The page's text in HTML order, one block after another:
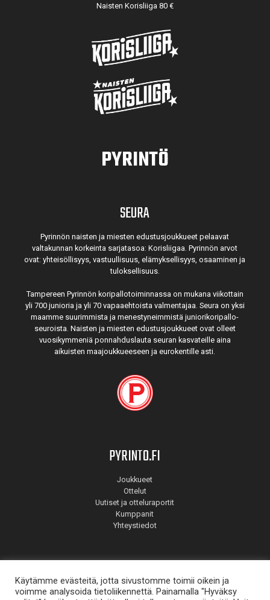
Naisten Korisliiga 80 €
PYRINTÖ
SEURA
Pyrinnön naisten ja miesten edustusjoukkueet pelaavat
valtakunnan korkeinta sarjatasoa: Korisliigaa. Pyrinnön arvot
ovat: yhteisöl­lisyys, vastuul­lisuus, elämyk­sellisyys, osaaminen ja
tulok­sellisuus.
Tampereen Pyrinnön kori­pallo­toimin­nassa on mukana viikottain
yli 700 junioria ja yli 70 vapaa­ehtoista valmen­tajaa. Seura on yksi
maamme suurim­mista ja menes­tyneim­mistä juni­ori­kori­pallo­
seuroista. Naisten ja miesten edustus­joukkueet ovat olleet
vuosi­kymmeniä ponnahdus­lauta seuran kasvateille aina
aikuisten maa­joukkueeseen ja euro­kentille asti.
PYRINTO.FI
Joukkueet
Ottelut
Uutiset ja otteluraportit
Kumppanit
Yhteystiedot
Käytämme evästeitä, jotta sivustomme toimii oikein ja
voimme analysoida tietoliikennettä. Painamalla "Hyväksy